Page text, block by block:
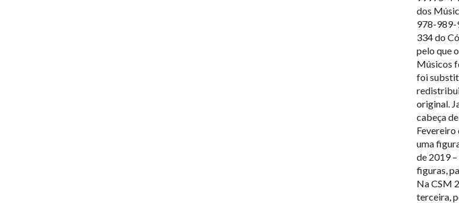
dos
978-989-
334 do
pelo que
Músicos
foi
original.
cabeça
Fevereiro
uma
de 2019
figuras,
Na CSM
terceira,